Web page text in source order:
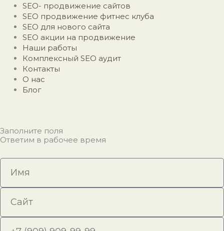
SEO- продвижение сайтов
SEO продвижение фитнес клуба
SEO для нового сайта
SEO акции на продвижение
Наши работы
Комплексный SEO аудит
Контакты
О нас
Блог
Заполните поля
Ответим в рабочее время